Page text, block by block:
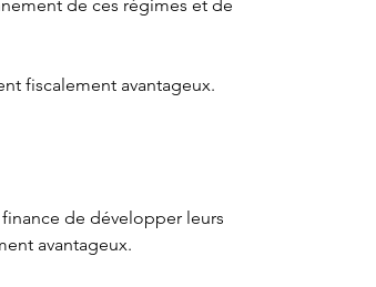
de ces régimes et de
fiscalement avantageux.
de développer leurs
avantageux.